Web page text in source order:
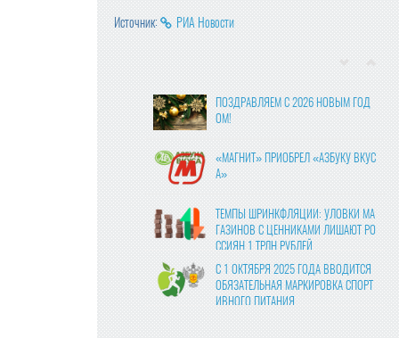
Источник: РИА Новости
ПОЗДРАВЛЯЕМ С 2026 НОВЫМ ГОД
ОМ!
«МАГНИТ» ПРИОБРЕЛ «АЗБУКУ ВКУС
А»
ТЕМПЫ ШРИНКФЛЯЦИИ: УЛОВКИ МА
ГАЗИНОВ С ЦЕННИКАМИ ЛИШАЮТ РО
ССИЯН 1 ТРЛН РУБЛЕЙ
С 1 ОКТЯБРЯ 2025 ГОДА ВВОДИТСЯ
ОБЯЗАТЕЛЬНАЯ МАРКИРОВКА СПОРТ
ИВНОГО ПИТАНИЯ